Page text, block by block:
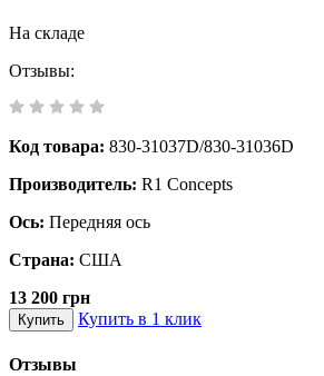
На складе
Отзывы:
Код товара: 830-31037D/830-31036D
Производитель: R1 Concepts
Ось: Передняя ось
Страна: США
13 200 грн
Купить Купить в 1 клик
Отзывы